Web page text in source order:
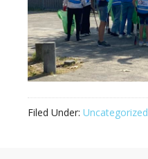
Filed Under: Uncategorized